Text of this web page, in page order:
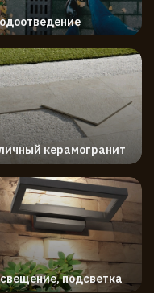
керамогранит
подсветка